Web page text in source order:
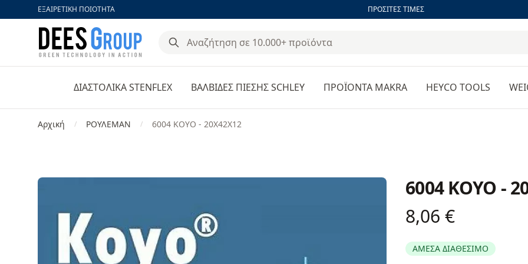
ΕΞΑΙΡΕΤΙΚΗ ΠΟΙΟΤΗΤΑ ΠΡΟΣΙΤΕΣ ΤΙΜΕΣ
DeesGroup
ΔΙΑΣΤΟΛΙΚΑ STENFLEX ΒΑΛΒΙΔΕΣ ΠΙΕΣΗΣ SCHLEY ΠΡΟΪΟΝΤΑ MAKRA HEYCO TOOLS
Αρχική / ΡΟΥΛΕΜΑΝ / 6004 KOYO - 20X42X12
6004 KOYO -
Product information
8,06 €
ΑΜΕΣΑ ΔΙΑΘΕΣΙΜΟ